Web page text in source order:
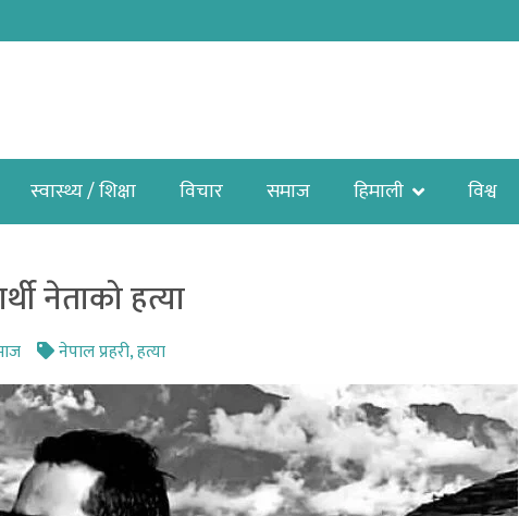
स्वास्थ्य / शिक्षा विचार समाज हिमाली विश्व
नेताको हत्या
नेपाल प्रहरी,हत्या